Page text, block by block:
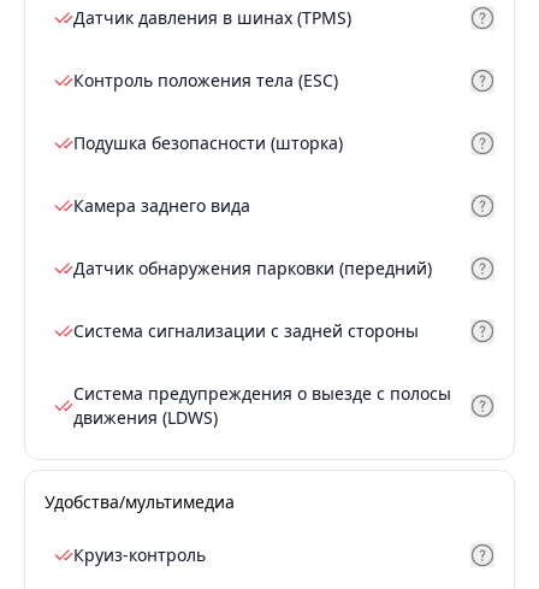
Датчик давления в шинах (TPMS)
Контроль положения тела (ESC)
Подушка безопасности (шторка)
Камера заднего вида
Датчик обнаружения парковки (передний)
Система сигнализации с задней стороны
Система предупреждения о выезде с полосы
движения (LDWS)
Удобства/мультимедиа
Круиз-контроль